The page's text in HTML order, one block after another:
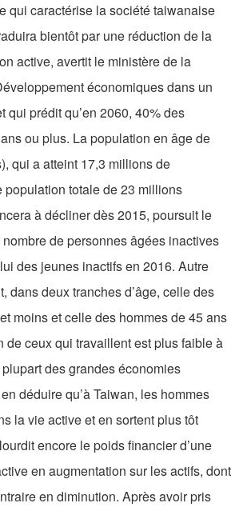
qui caractérise la société taiwanaise
bientôt par une réduction de la
active, avertit le ministère de la
économiques dans un
qui prédit qu’en 2060, 40% des
ou plus. La population en âge de
qui a atteint 17,3 millions de
population totale de 23 millions
à décliner dès 2015, poursuit le
de personnes âgées inactives
des jeunes inactifs en 2016. Autre
dans deux tranches d’âge, celle des
moins et celle des hommes de 45 ans
de ceux qui travaillent est plus faible à
des grandes économies
déduire qu’à Taiwan, les hommes
la vie active et en sortent plus tôt
encore le poids financier d’une
en augmentation sur les actifs, dont
en diminution. Après avoir pris